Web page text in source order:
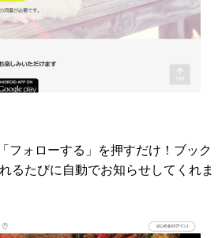
フォローする」を押すだけ！ブック
るたびに自動でお知らせしてくれま